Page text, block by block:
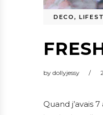
DECO ,
by dollyjessy
Quand j’avais